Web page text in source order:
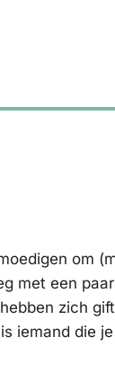
om
met een paar
zich
iemand die